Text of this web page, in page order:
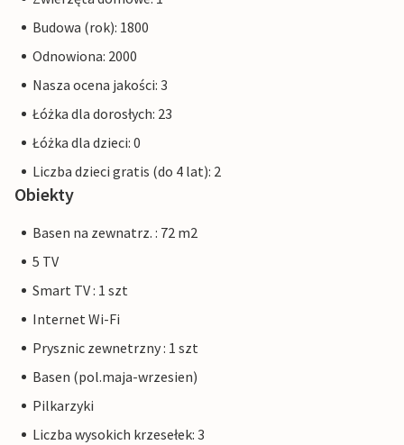
Budowa (rok): 1800
Odnowiona: 2000
Nasza ocena jakości: 3
Łóżka dla dorosłych: 23
Łóżka dla dzieci: 0
Liczba dzieci gratis (do 4 lat): 2
Obiekty
Basen na zewnatrz. : 72 m2
5 TV
Smart TV : 1 szt
Internet Wi-Fi
Prysznic zewnetrzny : 1 szt
Basen (pol.maja-wrzesien)
Pilkarzyki
Liczba wysokich krzesełek: 3